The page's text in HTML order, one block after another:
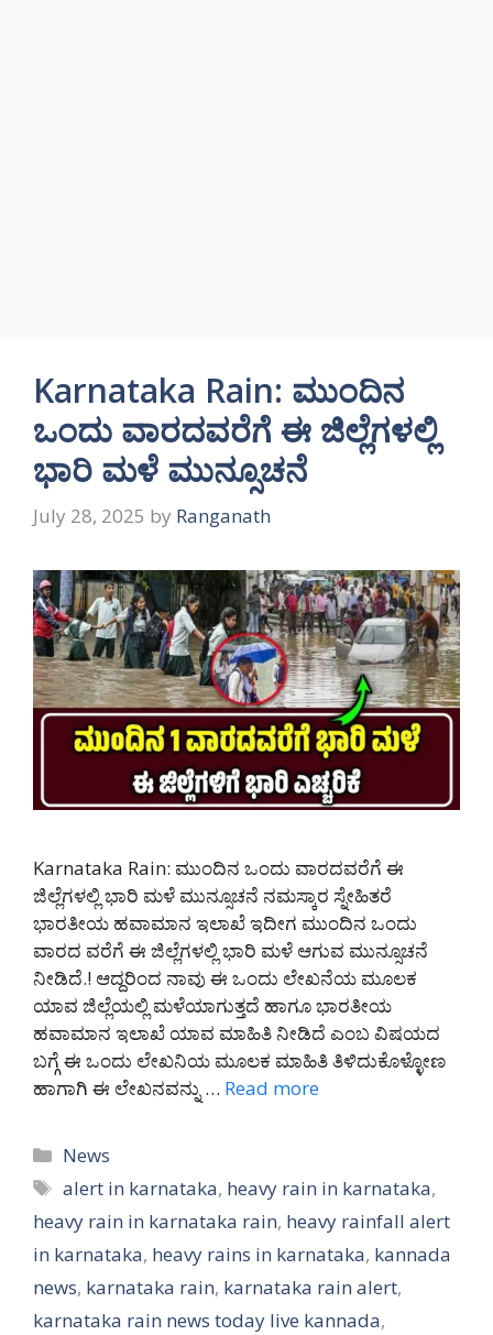
Karnataka Rain: ಮುಂದಿನ
ಒಂದು ವಾರದವರೆಗೆ ಈ ಜಿಲ್ಲೆಗಳಲ್ಲಿ
ಭಾರಿ ಮಳೆ ಮುನ್ಸೂಚನೆ
July 28, 2025 by Ranganath
Karnataka Rain: ಮುಂದಿನ ಒಂದು ವಾರದವರೆಗೆ ಈ
ಜಿಲ್ಲೆಗಳಲ್ಲಿ ಭಾರಿ ಮಳೆ ಮುನ್ಸೂಚನೆ ನಮಸ್ಕಾರ ಸ್ನೇಹಿತರೆ
ಭಾರತೀಯ ಹವಾಮಾನ ಇಲಾಖೆ ಇದೀಗ ಮುಂದಿನ ಒಂದು
ವಾರದ ವರೆಗೆ ಈ ಜಿಲ್ಲೆಗಳಲ್ಲಿ ಭಾರಿ ಮಳೆ ಆಗುವ ಮುನ್ಸೂಚನೆ
ನೀಡಿದೆ.! ಆದ್ದರಿಂದ ನಾವು ಈ ಒಂದು ಲೇಖನೆಯ ಮೂಲಕ
ಯಾವ ಜಿಲ್ಲೆಯಲ್ಲಿ ಮಳೆಯಾಗುತ್ತದೆ ಹಾಗೂ ಭಾರತೀಯ
ಹವಾಮಾನ ಇಲಾಖೆ ಯಾವ ಮಾಹಿತಿ ನೀಡಿದೆ ಎಂಬ ವಿಷಯದ
ಬಗ್ಗೆ ಈ ಒಂದು ಲೇಖನಿಯ ಮೂಲಕ ಮಾಹಿತಿ ತಿಳಿದುಕೊಳ್ಳೋಣ
ಹಾಗಾಗಿ ಈ ಲೇಖನವನ್ನು … Read more
Categories
News
Tags
alert in karnataka, heavy rain in karnataka,
heavy rain in karnataka rain, heavy rainfall alert
in karnataka, heavy rains in karnataka, kannada
news, karnataka rain, karnataka rain alert,
karnataka rain news today live kannada,